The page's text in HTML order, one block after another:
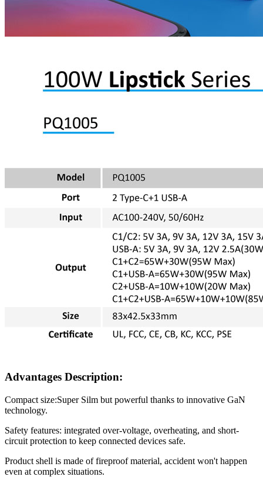
Advantages Description:
Compact size:Super Silm but powerful thanks to innovative GaN
technology.
Safety features: integrated over-voltage, overheating, and short-
circuit protection to keep connected devices safe.
Product shell is made of fireproof material, accident won't happen
even at complex situations.